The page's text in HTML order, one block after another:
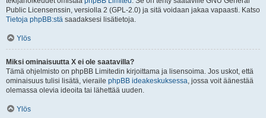
Public Licensenssin, versiolla 2 (GPL-2.0) ja sitä voidaan jakaa vapaasti. Katso
Tietoja phpBB:stä saadaksesi lisätietoja.
Ylös
Miksi ominaisuutta X ei ole saatavilla?
Tämä ohjelmisto on phpBB Limitedin kirjoittama ja lisensoima. Jos uskot, että
ominaisuus tulisi lisätä, vieraile phpBB ideakeskuksessa, jossa voit äänestää
olemassa olevia ideoita tai lähettää uuden.
Ylös